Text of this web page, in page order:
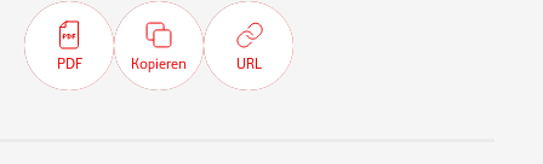
PDF Kopieren URL